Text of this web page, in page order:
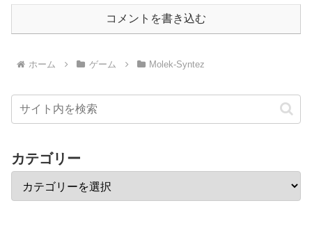
コメントを書き込む
ホーム ゲーム Molek-Syntez
カテゴリー